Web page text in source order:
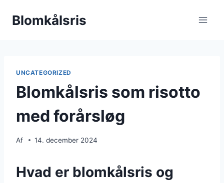
Blomkålsris
UNCATEGORIZED
Blomkålsris som risotto
med forårsløg
Af 14. december 2024
Hvad er blomkålsris og